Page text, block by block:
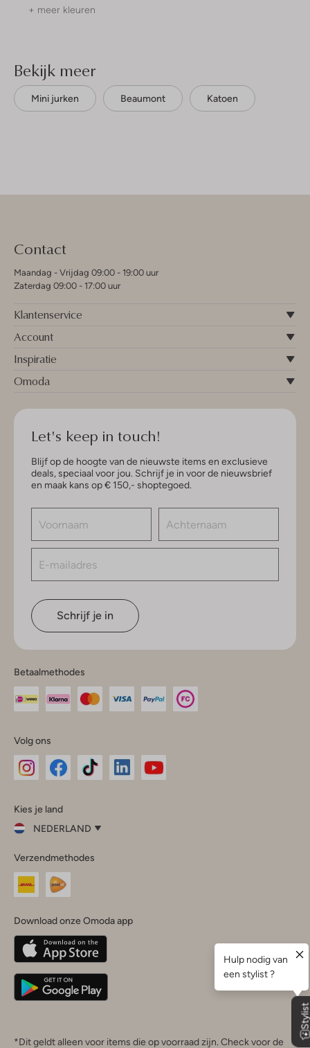
+ meer kleuren
Bekijk meer
Mini jurken Beaumont Katoen
Contact
Maandag - Vrijdag 09:00 - 19:00 uur
Zaterdag 09:00 - 17:00 uur
Klantenservice
Account
Inspiratie
Omoda
Let's keep in touch!
Blijf op de hoogte van de nieuwste items en exclusieve
deals, speciaal voor jou. Schrijf je in voor de nieuwsbrief
en maak kans op € 150,- shoptegoed.
Schrijf je in
Betaalmethodes
Volg ons
InstagramFacebook
Kies je land
NEDERLAND
je
land
Nederland
Belgique(Français)
Deutschland
Verzendmethodes
Download onze Omoda app
*Dit geldt alleen voor items die op voorraad zijn. Check voor de